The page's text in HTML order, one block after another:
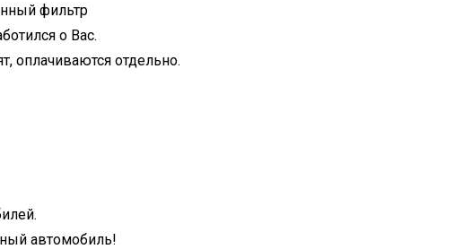
фильтр
о Вас.
оплачиваются отдельно.
автомобиль!